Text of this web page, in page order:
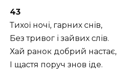
43
Тихої ночі, гарних снів,
Без тривог і зайвих слів.
Хай ранок добрий настає,
І щастя поруч знов іде.